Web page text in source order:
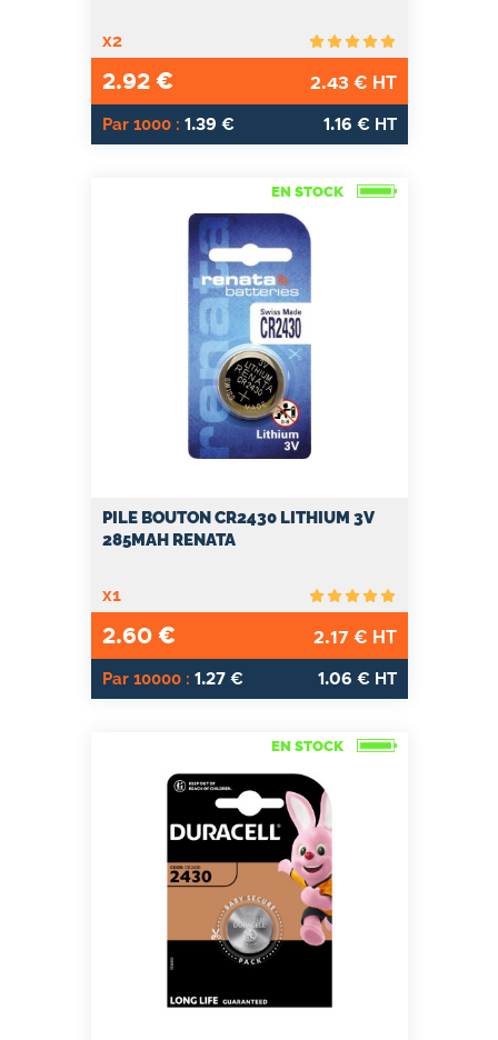
x2
2.92€ 2.43 € HT
Par 1000 : 1.39 € 1.16 € HT
EN STOCK
PILE BOUTON CR2430 LITHIUM 3V
285MAH RENATA
x1
2.60€ 2.17 € HT
Par 10000 : 1.27€ 1.06 € HT
EN STOCK